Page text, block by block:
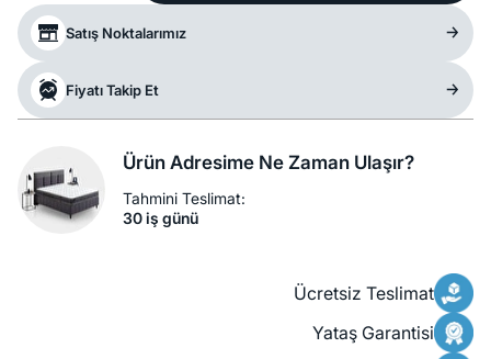
Satış Noktalarımız
Fiyatı Takip Et
Ürün Adresime Ne Zaman Ulaşır?
Tahmini Teslimat:
30 iş günü
Ücretsiz Teslimat
Yataş Garantisi